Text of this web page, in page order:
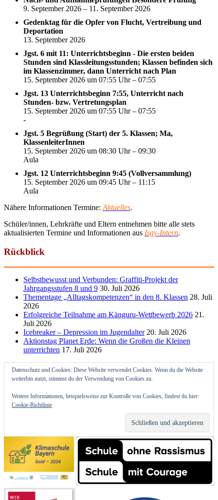
9. September 2026 – 11. September 2026
Gedenktag für die Opfer von Flucht, Vertreibung und
Deportation
13. September 2026
Jgst. 6 mit 11: Unterrichtsbeginn - Die ersten beiden
Stunden sind Klassleitungsstunden; Klassen befinden sich
im Klassenzimmer, dann Unterricht nach Plan
15. September 2026 um 07:55 Uhr – 07:55
Jgst. 13 Unterrichtsbeginn 7:55, Unterricht nach
Stunden- bzw. Vertretungsplan
15. September 2026 um 07:55 Uhr – 07:55
-
Jgst. 5 Begrüßung (Start) der 5. Klassen; Ma,
KlassenleiterInnen
15. September 2026 um 08:30 Uhr – 09:30
Aula
Jgst. 12 Unterrichtsbeginn 9:45 (Vollversammlung)
15. September 2026 um 09:45 Uhr – 11:15
Aula
Nähere Informationen Termine: Aktuelles.
Schüler/innen, Lehrkräfte und Eltern entnehmen bitte alle stets
aktualisierten Termine und Informationen aus Isgy-Intern.
Rückblick
Selbstbewusst und Verbunden: Graffiti-Projekt der
Jahrgangsstufen 8 und 9 30. Juli 2026
Thementage „Alltagskompetenzen“ in den 8. Klassen 28. Juli
2026
Erfolgreiche Teilnahme am Känguru-Wettbewerb 2026 21.
Juli 2026
Icebreaker – Depression im Jugendalter 20. Juli 2026
Aktionstag Planet Erde: Wenn die Großen die Kleinen
unterrichten 17. Juli 2026
Datenschutz und Cookies: Diese Website verwendet Cookies. Wenn du die Website
weiterhin nutzt, stimmst du der Verwendung von Cookies zu.
Weitere Informationen, beispielsweise zur Kontrolle von Cookies, findest du hier:
Cookie-Richtlinie